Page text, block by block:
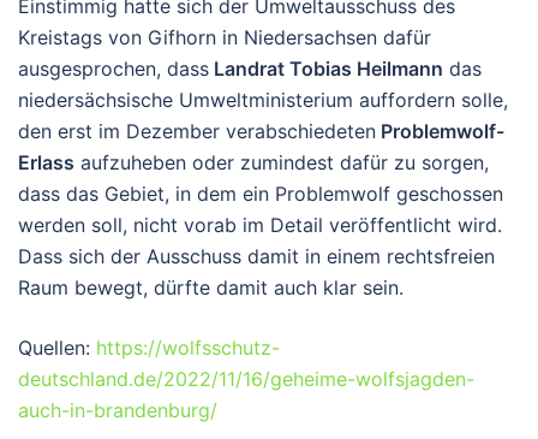
Einstimmig hatte sich der Umweltausschuss des
Kreistags von Gifhorn in Niedersachsen dafür
ausgesprochen, dass Landrat Tobias Heilmann das
niedersächsische Umweltministerium auffordern solle,
den erst im Dezember verabschiedeten Problemwolf-
Erlass aufzuheben oder zumindest dafür zu sorgen,
dass das Gebiet, in dem ein Problemwolf geschossen
werden soll, nicht vorab im Detail veröffentlicht wird.
Dass sich der Ausschuss damit in einem rechtsfreien
Raum bewegt, dürfte damit auch klar sein.
Quellen: https://wolfsschutz-
deutschland.de/2022/11/16/geheime-wolfsjagden-
auch-in-brandenburg/